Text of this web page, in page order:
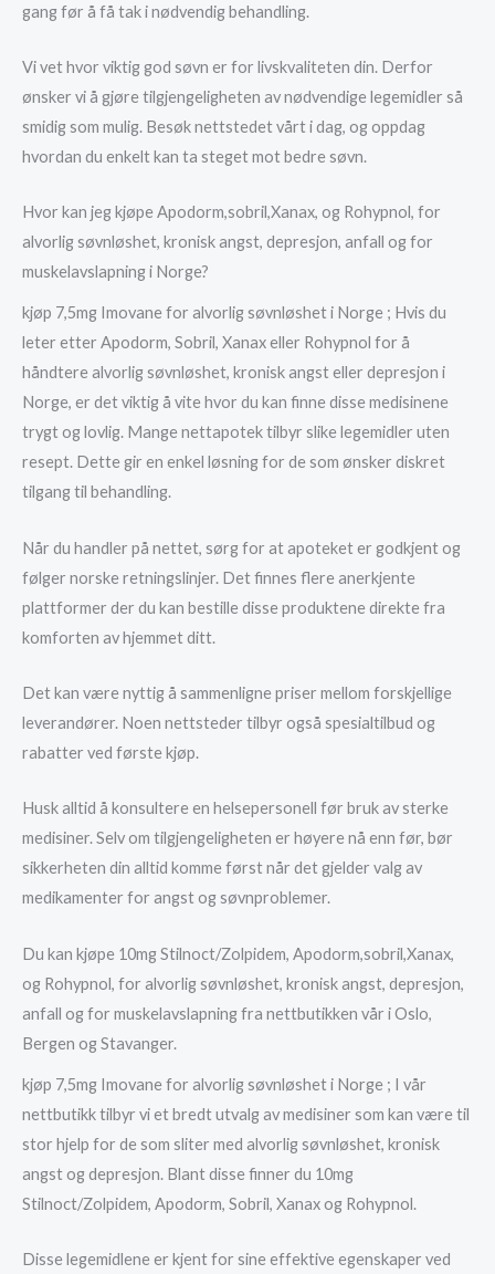
gang før å få tak i nødvendig behandling.
Vi vet hvor viktig god søvn er for livskvaliteten din. Derfor
ønsker vi å gjøre tilgjengeligheten av nødvendige legemidler så
smidig som mulig. Besøk nettstedet vårt i dag, og oppdag
hvordan du enkelt kan ta steget mot bedre søvn.
Hvor kan jeg kjøpe Apodorm,sobril,Xanax, og Rohypnol, for
alvorlig søvnløshet, kronisk angst, depresjon, anfall og for
muskelavslapning i Norge?
kjøp 7,5mg Imovane for alvorlig søvnløshet i Norge ; Hvis du
leter etter Apodorm, Sobril, Xanax eller Rohypnol for å
håndtere alvorlig søvnløshet, kronisk angst eller depresjon i
Norge, er det viktig å vite hvor du kan finne disse medisinene
trygt og lovlig. Mange nettapotek tilbyr slike legemidler uten
resept. Dette gir en enkel løsning for de som ønsker diskret
tilgang til behandling.
Når du handler på nettet, sørg for at apoteket er godkjent og
følger norske retningslinjer. Det finnes flere anerkjente
plattformer der du kan bestille disse produktene direkte fra
komforten av hjemmet ditt.
Det kan være nyttig å sammenligne priser mellom forskjellige
leverandører. Noen nettsteder tilbyr også spesialtilbud og
rabatter ved første kjøp.
Husk alltid å konsultere en helsepersonell før bruk av sterke
medisiner. Selv om tilgjengeligheten er høyere nå enn før, bør
sikkerheten din alltid komme først når det gjelder valg av
medikamenter for angst og søvnproblemer.
Du kan kjøpe 10mg Stilnoct/Zolpidem, Apodorm,sobril,Xanax,
og Rohypnol, for alvorlig søvnløshet, kronisk angst, depresjon,
anfall og for muskelavslapning fra nettbutikken vår i Oslo,
Bergen og Stavanger.
kjøp 7,5mg Imovane for alvorlig søvnløshet i Norge ; I vår
nettbutikk tilbyr vi et bredt utvalg av medisiner som kan være til
stor hjelp for de som sliter med alvorlig søvnløshet, kronisk
angst og depresjon. Blant disse finner du 10mg
Stilnoct/Zolpidem, Apodorm, Sobril, Xanax og Rohypnol.
Disse legemidlene er kjent for sine effektive egenskaper ved